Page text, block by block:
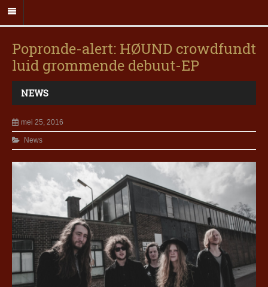
Popronde-alert: HØUND crowdfundt
luid grommende debuut-EP
NEWS
mei 25, 2016
News